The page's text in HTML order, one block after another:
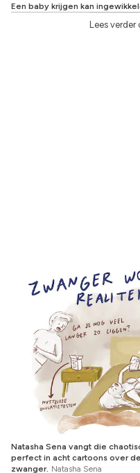
Een baby krijgen kan
Lees
Natasha Sena vangt die
perfect in acht cartoons over
zwanger. Natasha Sena